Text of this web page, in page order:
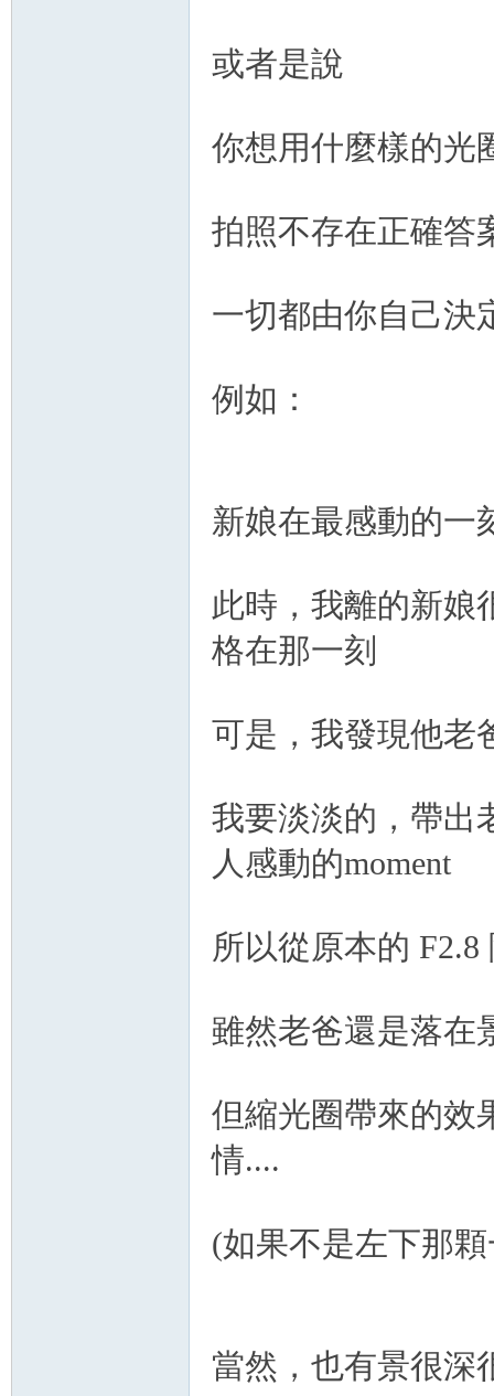
或者是說
你想用什麼樣的光
拍照不存在正確答
一切都由你自己決
例如：
新娘在最感動的一
此時，我離的新娘
格在那一刻
可是，我發現他老
我要淡淡的，帶出
人感動的moment
所以從原本的 F2.8
雖然老爸還是落在
但縮光圈帶來的效
情....
(如果不是左下那
當然，也有景很深